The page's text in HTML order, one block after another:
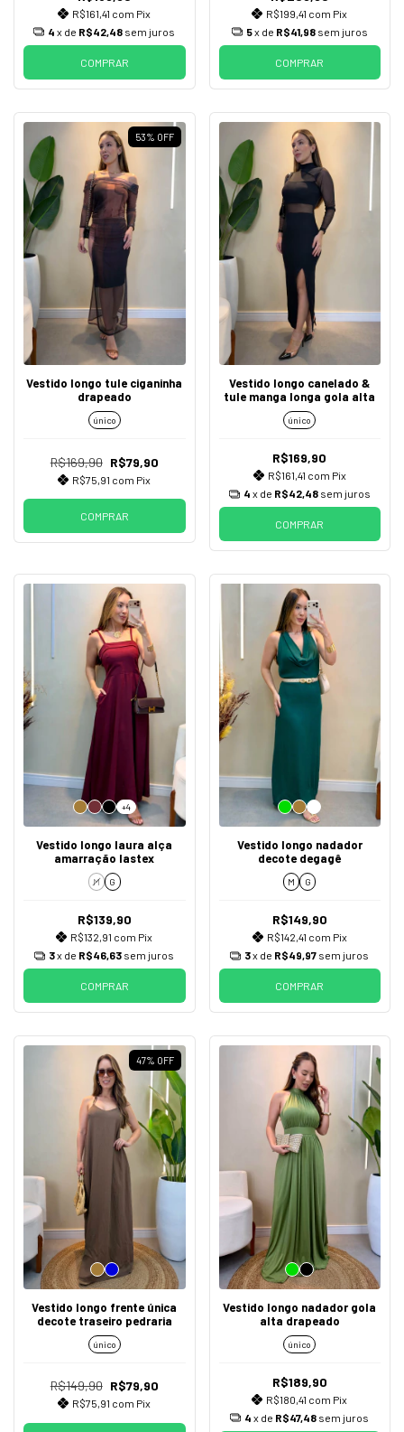
R$161,41 com Pix
4 x de R$42,48 sem juros
COMPRAR
R$199,41 com Pix
5x de R$41,98 sem juros
COMPRAR
53% OFF
Vestido longo tule ciganinha
drapeado
único
R$169,90 R$79,90
R$75,91 com Pix
COMPRAR
Vestido longo canelado &
tule manga longa gola alta
único
R$169,90
R$161,41 com Pix
4 x de R$42,48 sem juros
COMPRAR
+4
Vestido longo laura alça
amarração lastex
M G
R$139,90
R$132,91 com Pix
3x de R$46,63 sem juros
COMPRAR
Vestido longo nadador
decote degagê
M G
R$149,90
R$142,41 com Pix
3x de R$49,97 sem juros
COMPRAR
47% OFF
Vestido longo frente única
decote traseiro pedraria
único
R$149,90 R$79,90
R$75,91 com Pix
Vestido longo nadador gola
alta drapeado
único
R$189,90
R$180,41 com Pix
4 x de R$47,48 sem juros